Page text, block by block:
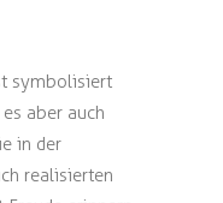
symbolisiert
aber auch
in der
realisierten